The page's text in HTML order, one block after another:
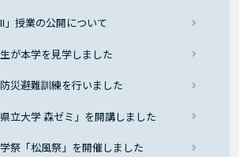
」授業の公開について
が本学を見学しました
災避難訓練を行いました
立大学 森ゼミ」を開講しました
祭「松風祭」を開催しました